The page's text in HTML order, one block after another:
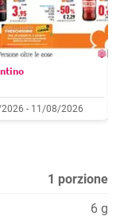
- 11/08/2026
1 porzione
6 g